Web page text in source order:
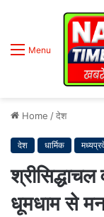
Menu
Home /देश
देश धार्मिक
श्रीसिद्धाचल
धूमधाम से